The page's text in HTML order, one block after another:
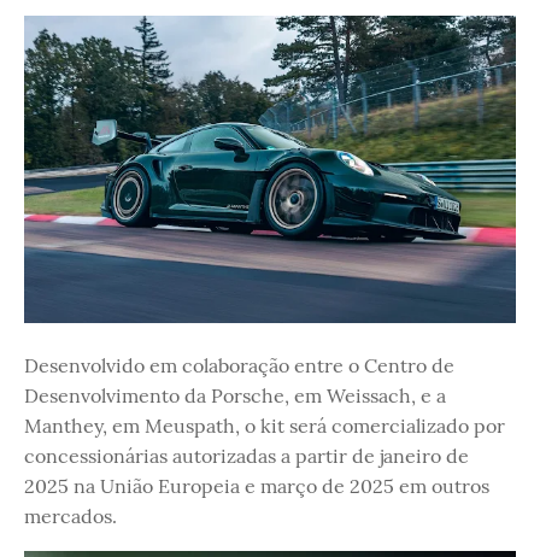
Desenvolvido em colaboração entre o Centro de
Desenvolvimento da Porsche, em Weissach, e a
Manthey, em Meuspath, o kit será comercializado por
concessionárias autorizadas a partir de janeiro de
2025 na União Europeia e março de 2025 em outros
mercados.